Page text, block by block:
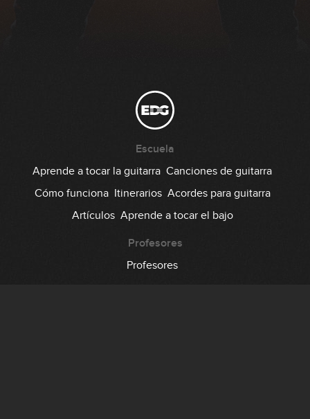
Escuela
Aprende a tocar la guitarra Canciones de guitarra
Cómo funciona Itinerarios Acordes para guitarra
Artículos Aprende a tocar el bajo
Profesores
Profesores